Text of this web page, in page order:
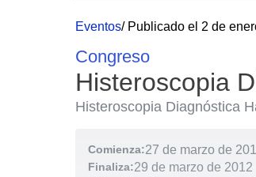
Eventos/ Publicado el 2 de
Congreso
Histeroscopia
Histeroscopia Diagnóstica
Comienza:27 de marzo de
Finaliza:29 de marzo de 2012